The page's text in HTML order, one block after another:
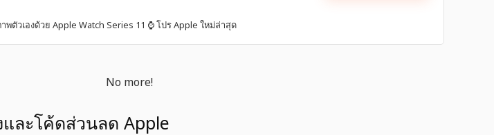
พตัวเองด้วย Apple Watch Series 11 ⌚️ โปร Apple ใหม่ล่าสุด
No more!
ละโค้ดส่วนลด Apple